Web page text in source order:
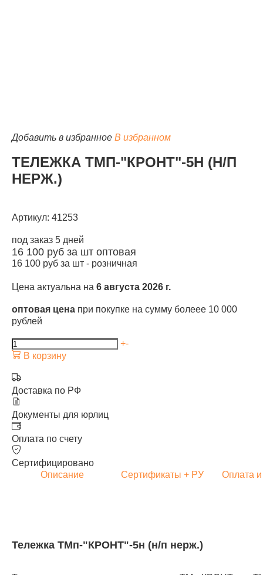
Добавить в избранное В избранном
ТЕЛЕЖКА ТМП-"КРОНТ"-5Н (Н/П
НЕРЖ.)
Артикул: 41253
под заказ 5 дней
16 100 руб за шт оптовая
16 100 руб за шт - розничная
Цена актуальна на 6 августа 2026 г.
оптовая цена при покупке на сумму болеее 10 000
рублей
+-
В корзину
Доставка по РФ
Документы для юрлиц
Оплата по счету
Сертифицировано
Описание
Сертификаты + РУ Оплата и
Тележка ТМп-"КРОНТ"-5н (н/п нерж.)